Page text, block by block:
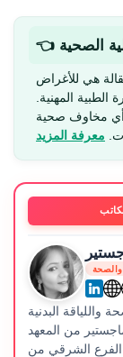
الصحية
هي للأغراض
المهنية.
أي مخاوف صحية
معرفة المزيد
الكاتب
والصحة
واللياقة البدنية
من المعهد
الفرع الشرقي من